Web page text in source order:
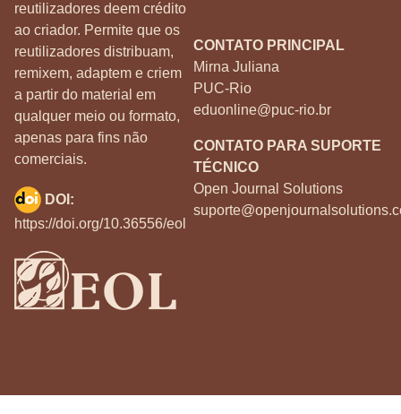
reutilizadores deem crédito
ao criador. Permite que os
reutilizadores distribuam,
remixem, adaptem e criem
a partir do material em
qualquer meio ou formato,
apenas para fins não
comerciais.
CONTATO PRINCIPAL
Mirna Juliana
PUC-Rio
eduonline@puc-rio.br
CONTATO PARA SUPORTE
TÉCNICO
Open Journal Solutions
DOI:
https://doi.org/10.36556/eol